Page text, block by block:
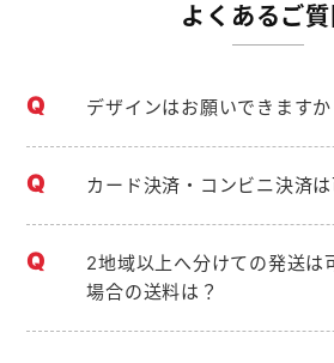
よくあるご質
デザインはお願いできますか
カード決済・コンビニ決済
2地域以上へ分けての発送は
場合の送料は？